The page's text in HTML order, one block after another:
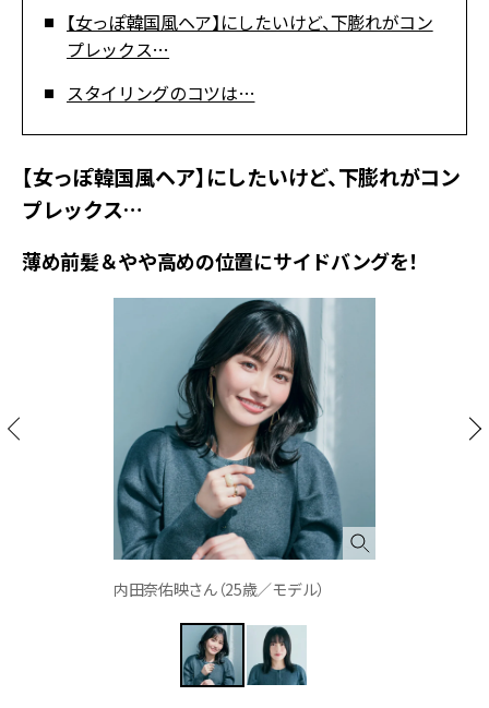
【女っぽ韓国風ヘア】にしたいけど、下膨れがコン
プレックス…
スタイリングのコツは…
【女っぽ韓国風ヘア】にしたいけど、下膨れがコン
プレックス…
薄め前髪＆やや高めの位置にサイドバングを！
内田奈佑映さん（25歳／モデル）